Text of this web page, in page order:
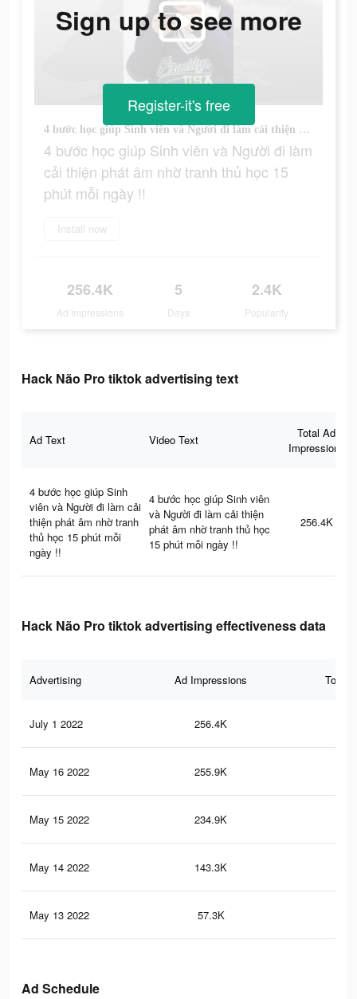
4 bước học giúp Sinh viên và Người đi làm cải thiện phát âm nhờ tranh thủ học 15 phút mỗi ngày !!
4 bước học giúp Sinh viên và Người đi làm
cải thiện phát âm nhờ tranh thủ học 15
phút mỗi ngày !!
Install now
256.4K
Ad Impressions
5
Days
2.4K
Popularity
Sign up to see more
Register-it's free
Hack Não Pro tiktok advertising text
Ad Text Video Text
Total Ad
Impressions
4 bước học giúp Sinh
viên và Người đi làm cải
thiện phát âm nhờ tranh
thủ học 15 phút mỗi
ngày !!
4 bước học giúp Sinh viên
và Người đi làm cải thiện
phát âm nhờ tranh thủ học
15 phút mỗi ngày !!
256.4K
Hack Não Pro tiktok advertising effectiveness data
Advertising Ad Impressions Total
July 1 2022 256.4K
May 16 2022 255.9K
May 15 2022 234.9K
May 14 2022 143.3K
May 13 2022 57.3K
Ad Schedule